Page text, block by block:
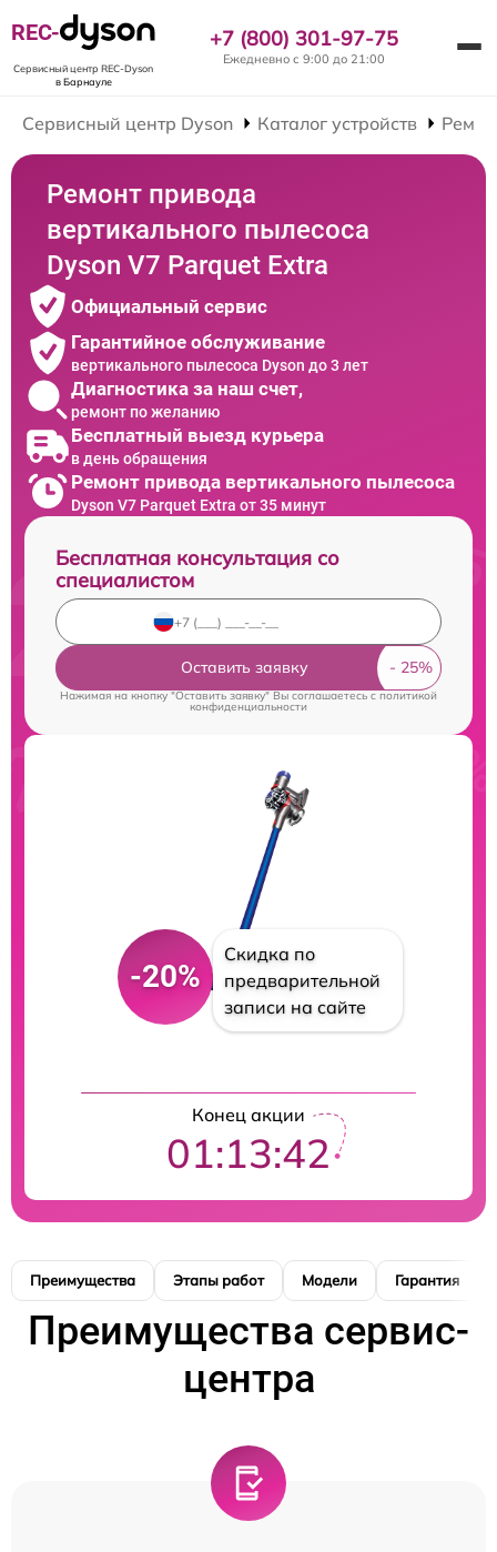
REC-
Сервисный центр REC-Dyson
в Барнауле
+7 (800) 301-97-75
Ежедневно с 9:00 до 21:00
Сервисный центр Dyson Каталог устройств
Ремонт привода
вертикального пылесоса
Dyson V7 Parquet Extra
Официальный сервис
Гарантийное обслуживание
вертикального пылесоса Dyson до 3 лет
Диагностика за наш счет,
ремонт по желанию
Бесплатный выезд курьера
в день обращения
Ремонт привода вертикального пылесоса
Dyson V7 Parquet Extra от 35 минут
Бесплатная консультация со
специалистом
Оставить заявку
Нажимая на кнопку "Оставить заявку" Вы соглашаетесь cполитикой
конфиденциальности
-20%
Скидка по
предварительной
записи на сайте
Конец акции
01:13:41
Преимущества Этапы работ Модели Гарантия
Преимущества сервис-
центра